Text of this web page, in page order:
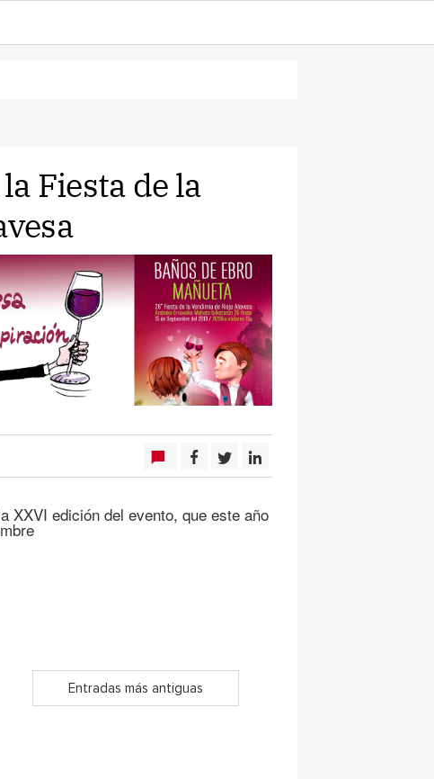
Fiesta de la
XXVI edición del evento, que este año
Entradas más antiguas